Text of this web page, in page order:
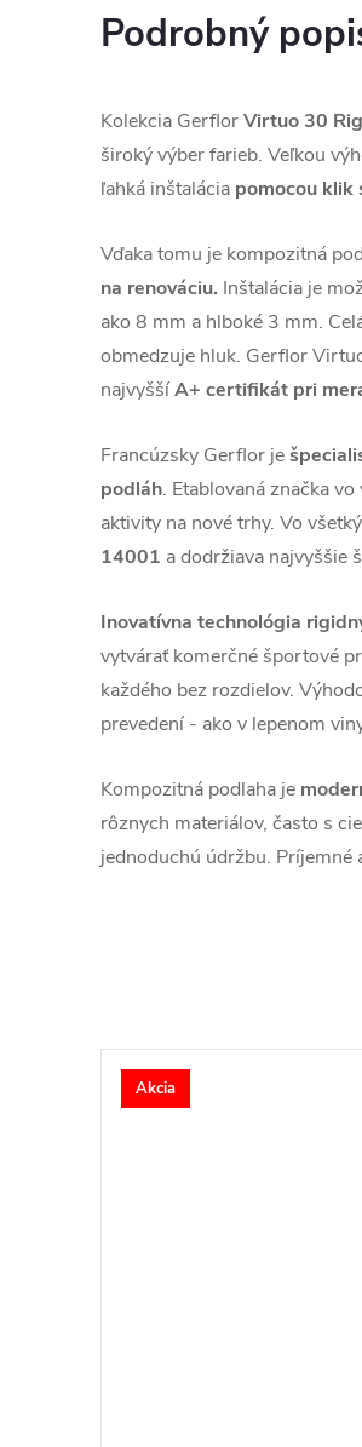
Podrobný
Kolekcia GerflorVirtuo 30
široký výber farieb. Veľkou
ľahká inštalácia pomocou klik
Vďaka tomu je kompozitná
na renováciu. Inštalácia je
ako 8 mm a hlboké 3 mm.
obmedzuje hluk. Gerflor
najvyššíA+ certifikát pri
Francúzsky Gerflor je
podláh. Etablovaná značka vo
aktivity na nové trhy. Vo
14001 a dodržiava najvyššie
Inovatívna technológia
vytvárať komerčné športové
každého bez rozdielov.
prevedení - ako v lepenom
Kompozitná podlaha je
rôznych materiálov, často s
jednoduchú údržbu. Príjemné
Akcia